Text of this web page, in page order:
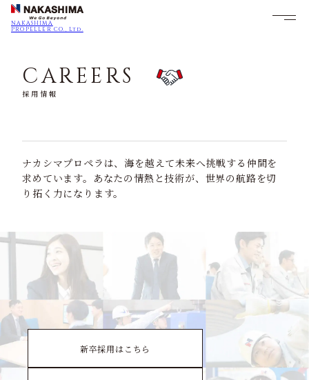
NAKASHIMA
PROPELLER CO., Ltd.
CAREERS
採用情報
ナカシマプロペラは、海を越えて未来へ挑戦する仲間を
求めています。あなたの情熱と技術が、世界の航路を切
り拓く力になります。
新卒採用はこちら